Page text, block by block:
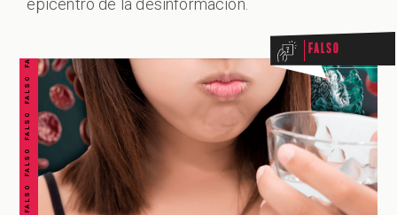
FALSO FALSO FALSO FALSO FALSO FALSO FALSO Falso